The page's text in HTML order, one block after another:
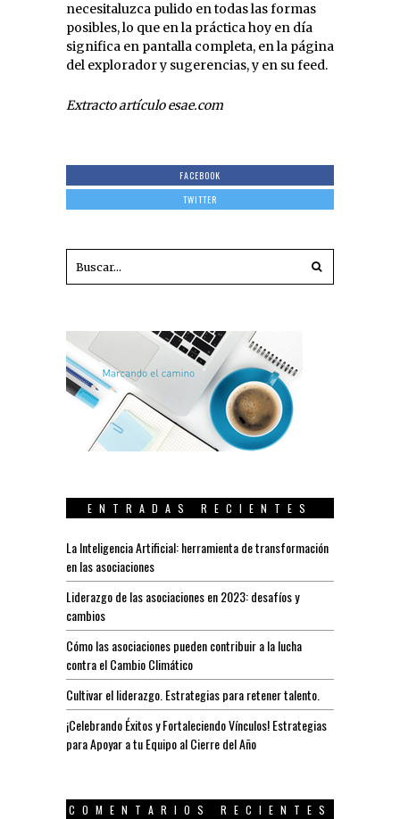
necesitaluzca pulido en todas las formas
posibles, lo que en la práctica hoy en día
significa en pantalla completa, en la página
del explorador y sugerencias, y en su feed.
Extracto artículo esae.com
FACEBOOK
TWITTER
ENTRADAS RECIENTES
La Inteligencia Artificial: herramienta de transformación
en las asociaciones
Liderazgo de las asociaciones en 2023: desafíos y
cambios
Cómo las asociaciones pueden contribuir a la lucha
contra el Cambio Climático
Cultivar el liderazgo. Estrategias para retener talento.
¡Celebrando Éxitos y Fortaleciendo Vínculos! Estrategias
para Apoyar a tu Equipo al Cierre del Año
COMENTARIOS RECIENTES